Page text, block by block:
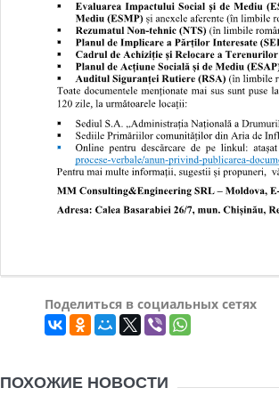
Поделиться в социальных сетях
ПОХОЖИЕ НОВОСТИ